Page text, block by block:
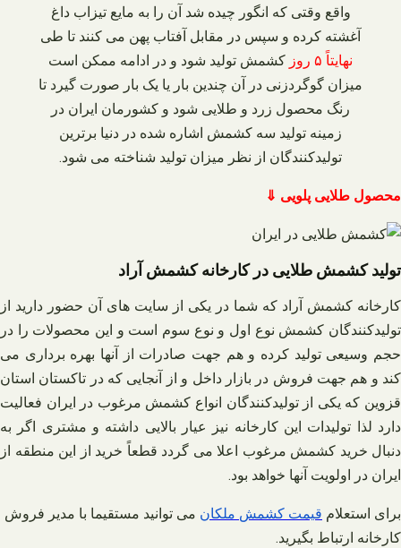
واقع وقتی که انگور چیده شد آن را به مایع تیزاب داغ
آغشته کرده و سپس در مقابل آفتاب پهن می‌ کنند تا طی
نهایتاً ۵ روز
کشمش تولید شود و در ادامه ممکن است
میزان گوگردزنی در آن چندین بار یا یک بار صورت گیرد تا
رنگ محصول زرد و طلایی شود و کشورمان ایران در
زمینه تولید سه کشمش اشاره شده در دنیا برترین
تولیدکنندگان از نظر میزان تولید شناخته می‌ شود.
محصول طلایی پلویی ⇓
تولید کشمش طلایی در کارخانه کشمش آراد
کارخانه کشمش آراد که شما در یکی از سایت‌ های آن حضور دارید از
تولیدکنندگان کشمش نوع اول و نوع سوم است و این محصولات را در
حجم وسیعی تولید کرده و هم جهت صادرات از آنها بهره‌ برداری می‌
کند و هم جهت فروش در بازار داخل و از آنجایی که در تاکستان استان
قزوین که یکی از تولیدکنندگان انواع کشمش مرغوب در ایران فعالیت
دارد لذا تولیدات این کارخانه نیز عیار بالایی داشته و مشتری اگر به
دنبال خرید کشمش مرغوب اعلا می‌ گردد قطعاً خرید از این منطقه از
ایران در اولویت آنها خواهد بود.
برای استعلام قیمت کشمش ملکان می توانید مستقیما با مدیر فروش
کارخانه ارتباط بگیرید.